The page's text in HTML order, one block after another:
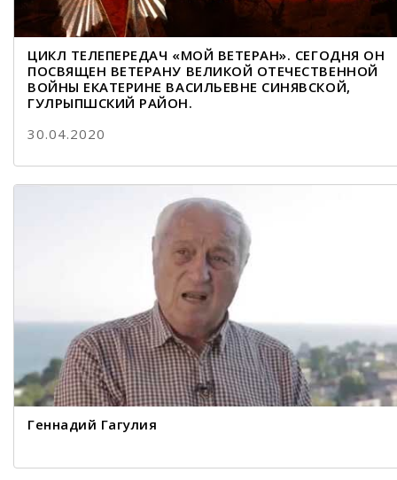
ЦИКЛ ТЕЛЕПЕРЕДАЧ «МОЙ ВЕТЕРАН». СЕГОДНЯ ОН
ПОСВЯЩЕН ВЕТЕРАНУ ВЕЛИКОЙ ОТЕЧЕСТВЕННОЙ
ВОЙНЫ ЕКАТЕРИНЕ ВАСИЛЬЕВНЕ СИНЯВСКОЙ,
ГУЛРЫПШСКИЙ РАЙОН.
30.04.2020
Геннадий Гагулия